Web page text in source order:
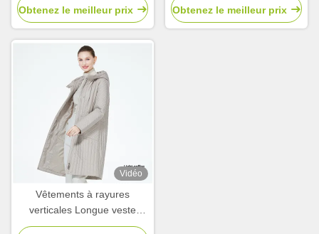
Jackets printaniers pour le
port
Obtenez le meilleur prix
raffiné.
Obtenez le meilleur prix
Vidéo
Vêtements à rayures
verticales Longue veste
rembourrée Gris Dames